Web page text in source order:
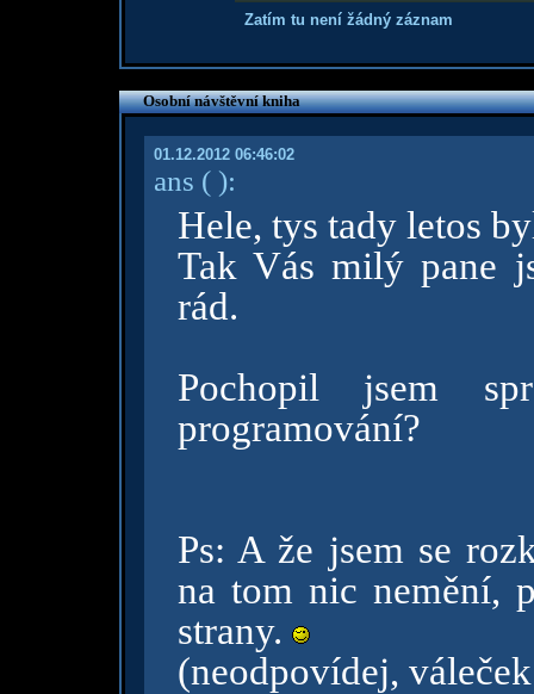
Zatím tu není žádný záznam
Osobní návštěvní kniha
01.12.2012 06:46:02
ans ( ):
Hele, tys tady letos
Tak Vás milý pane
rád.
Pochopil jsem
programování?
Ps: A že jsem se
na tom nic nemění,
strany.
(neodpovídej,